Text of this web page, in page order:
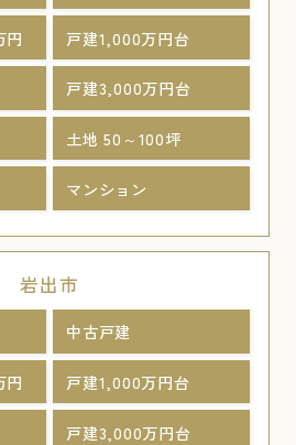
円 戸建1,000万円台
戸建3,000万円台
土地 50～100坪
マンション
岩出市
中古戸建
円 戸建1,000万円台
戸建3,000万円台